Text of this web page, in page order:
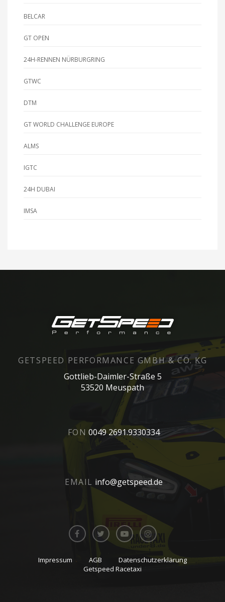
BELCAR
GT OPEN
24H-RENNEN NÜRBURGRING
GTWC
DTM
GT WORLD CHALLENGE EUROPE
ALMS
IGTC
24H DUBAI
IMSA
GETSPEED PERFORMANCE GMBH & CO. KG
Gottlieb-Daimler-Straße 5
53520 Meuspath
FON 0049 2691.9330334
EMAIL info@getspeed.de
Impressum AGB
Datenschutzerklärung
Getspeed Racetaxi